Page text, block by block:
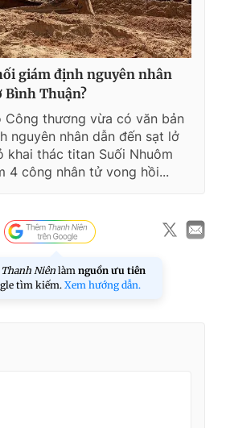
giám định nguyên nhân
Bình Thuận?
Công thương vừa có văn bản
nguyên nhân dẫn đến sạt lở
khai thác titan Suối Nhuôm
4 công nhân tử vong hồi...
Thanh Niên làm nguồn ưu tiên
tìm kiếm.Xem hướng dẫn.